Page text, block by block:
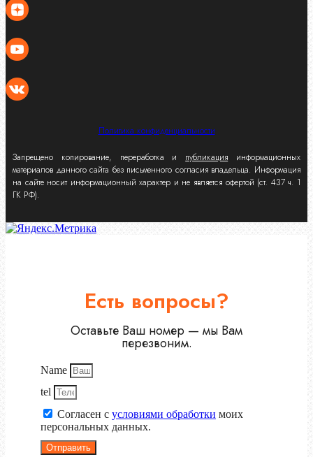
Политика конфиденциальности
Запрещено копирование, переработка и публикация информационных
материалов данного сайта без письменного согласия владельца. Информация
на сайте носит информационный характер и не является офертой (ст. 437 ч. 1
ГК РФ).
Есть вопросы?
Оставьте Ваш номер — мы Вам
перезвоним.
Name
tel
Согласен с условиями обработки моих
персональных данных.
Отправить